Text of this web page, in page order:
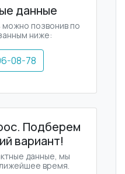
данные
можно позвонив по
ниже:
08-78
Подберем
вариант!
данные, мы
время.